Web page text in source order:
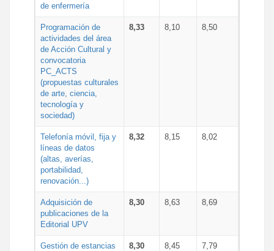
de enfermería
Programación de
actividades del área
de Acción Cultural y
convocatoria
PC_ACTS
(propuestas culturales
de arte, ciencia,
tecnología y
sociedad)
8,33 8,10 8,50
Telefonía móvil, fija y
líneas de datos
(altas, averías,
portabilidad,
renovación...)
8,32 8,15 8,02
Adquisición de
publicaciones de la
Editorial UPV
8,30 8,63 8,69
Gestión de estancias
8,30 8,45 7,79